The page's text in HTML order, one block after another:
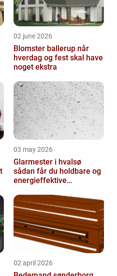
02 june 2026
Blomster ballerup når
hverdag og fest skal have
noget ekstra
03 may 2026
Glarmester i hvalsø
sådan får du holdbare og
energieffektive
02 april 2026